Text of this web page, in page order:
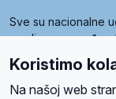
Sve su nacionalne
zemljama, a
pod nazivom
Radio Maria).
kojima je i hrvatska
Koristimo
Na našoj web